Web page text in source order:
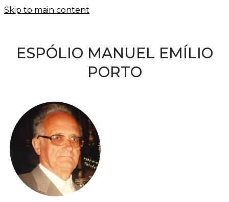
Skip to main content
ESPÓLIO MANUEL EMÍLIO
PORTO